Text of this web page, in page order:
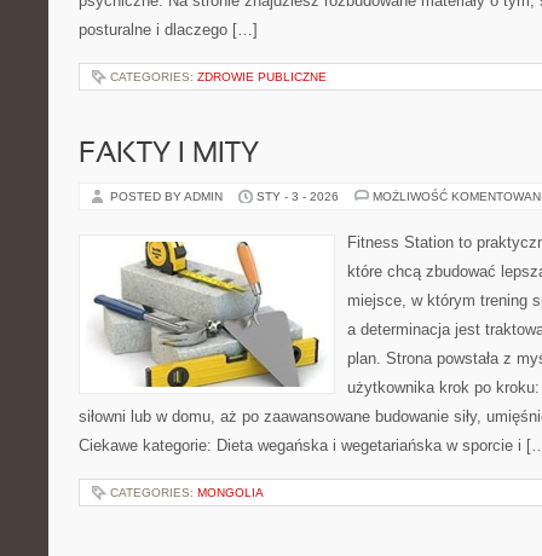
posturalne i dlaczego […]
CATEGORIES: ZDROWIE PUBLICZNE
FAKTY I MITY
POSTED BY ADMIN STY - 3 - 2026 MOŻLIWOŚĆ
Fitness Station to
które chcą zbudować
miejsce, w którym trening
a determinacja jest
plan. Strona powstała z
użytkownika krok po
siłowni lub w domu, aż po zaawansowane budowanie siły,
Ciekawe kategorie: Dieta wegańska i wegetariańska w sporcie i
CATEGORIES: MONGOLIA